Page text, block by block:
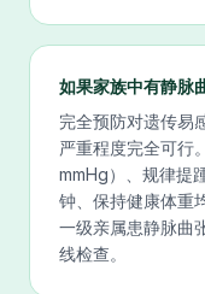
如果家族中有静脉
完全预防对遗传易
严重程度完全可行
mmHg）、规律提
钟、保持健康体重
一级亲属患静脉曲
线检查。